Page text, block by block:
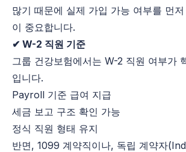
많기 때문에 실제 가입 가능 여부를 먼
이 중요합니다.
✔ W-2 직원 기준
그룹 건강보험에서는 W-2 직원 여부가
입니다.
Payroll 기준 급여 지급
세금 보고 구조 확인 가능
정식 직원 형태 유지
반면, 1099 계약직이나, 독립 계약자